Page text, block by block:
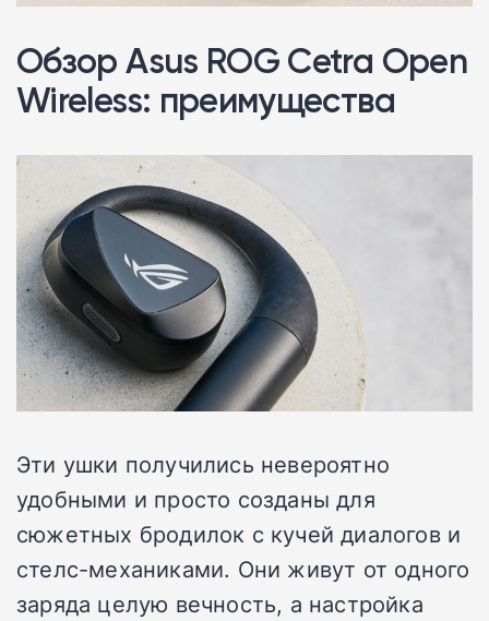
Обзор Asus ROG Cetra Open
Wireless: преимущества
Эти ушки получились невероятно
удобными и просто созданы для
сюжетных бродилок с кучей диалогов и
стелс-механиками. Они живут от одного
заряда целую вечность, а настройка